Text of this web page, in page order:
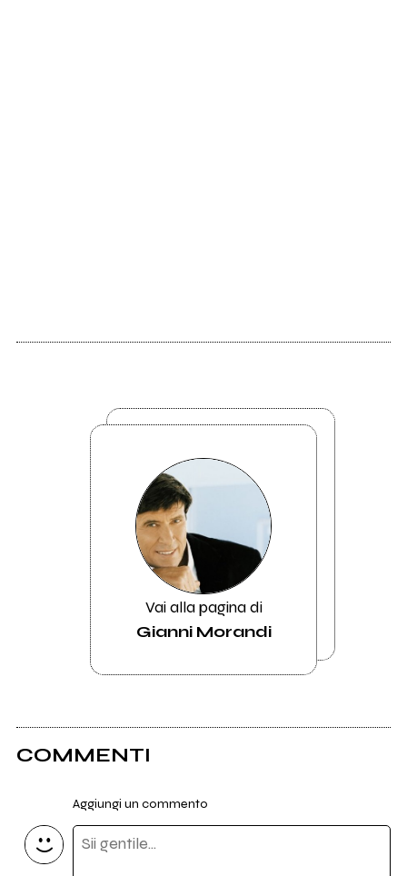
Vai alla pagina di
Gianni Morandi
COMMENTI
Aggiungi un commento